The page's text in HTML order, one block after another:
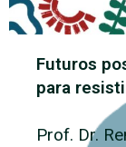
Futuros
para
Prof. Dr.